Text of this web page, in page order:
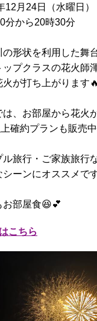
12月24日（水曜日）
分から20時30分
の形状を利用した舞
ップクラスの花火師
火が打ち上がります
は、お部屋から花火
確約プランも販売
ル旅行・ご家族旅行
シーンにオススメで
お部屋食😆💕
こちら